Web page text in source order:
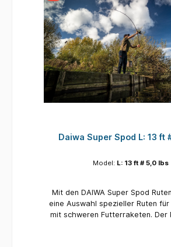
Daiwa Super Spod L: 13 ft
Model: L: 13 ft # 5,0 lbs
Mit den DAIWA Super Spod
eine Auswahl spezieller Ruten für
mit schweren Futterraketen. Der Powerblank